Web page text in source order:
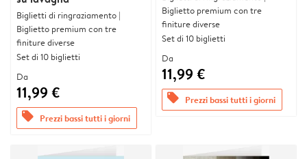
Biglietti di ringraziamento |
Biglietto premium con tre
finiture diverse
Set di 10 biglietti
Da
11,99 €
offers Prezzi bassi tutti i giorni
Biglietto premium con tre
finiture diverse
Set di 10 biglietti
Da
11,99 €
offers Prezzi bassi tutti i giorni